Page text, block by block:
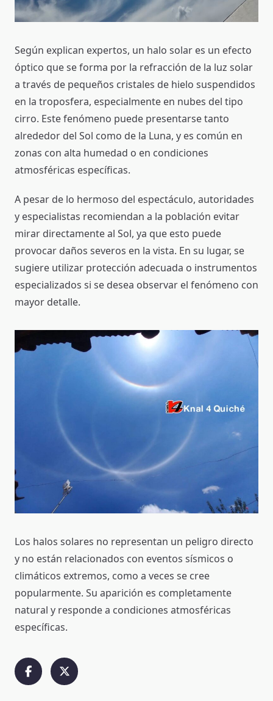
Según explican expertos, un halo solar es un efecto
óptico que se forma por la refracción de la luz solar
a través de pequeños cristales de hielo suspendidos
en la troposfera, especialmente en nubes del tipo
cirro. Este fenómeno puede presentarse tanto
alrededor del Sol como de la Luna, y es común en
zonas con alta humedad o en condiciones
atmosféricas específicas.
A pesar de lo hermoso del espectáculo, autoridades
y especialistas recomiendan a la población evitar
mirar directamente al Sol, ya que esto puede
provocar daños severos en la vista. En su lugar, se
sugiere utilizar protección adecuada o instrumentos
especializados si se desea observar el fenómeno con
mayor detalle.
Los halos solares no representan un peligro directo
y no están relacionados con eventos sísmicos o
climáticos extremos, como a veces se cree
popularmente. Su aparición es completamente
natural y responde a condiciones atmosféricas
específicas.